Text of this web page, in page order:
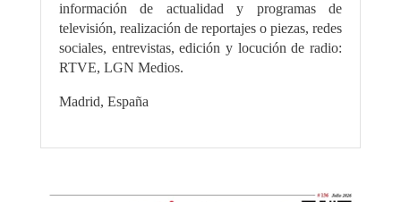
información de actualidad y programas de
televisión, realización de reportajes o piezas, redes
sociales, entrevistas, edición y locución de radio:
RTVE, LGN Medios.
Madrid, España